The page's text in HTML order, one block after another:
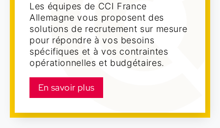
Les équipes de CCI France
Allemagne vous proposent des
solutions de recrutement sur mesure
pour répondre à vos besoins
spécifiques et à vos contraintes
opérationnelles et budgétaires.
En savoir plus